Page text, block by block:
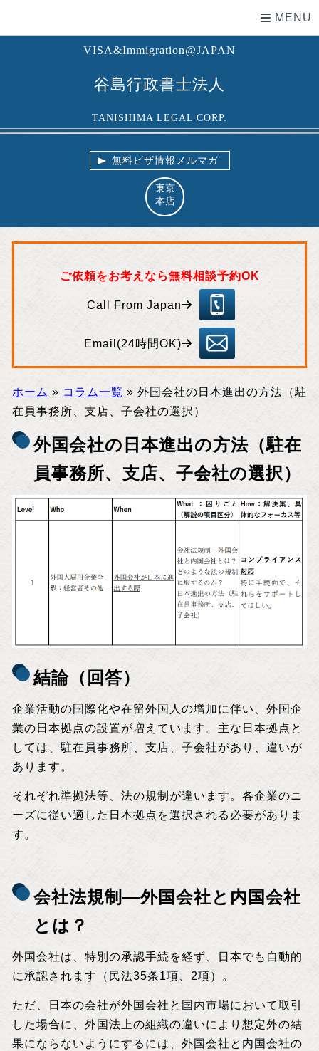
VISA&Immigration@JAPAN
谷島行政書士法人
TANISHIMA LEGAL CORP.
MENU
無料ビザ情報メルマガ
東京
本店
ご依頼をお考えなら無料相談予約OK
Call From Japan
03
-5
57
5-
55
83
Email(24時間OK)
inf
o
@
ta
ni
sh
a.
bi
z
ホーム » コラム一覧 » 外国会社の日本進出の方法（駐
在員事務所、支店、子会社の選択）
外国会社の日本進出の方法（駐在
員事務所、支店、子会社の選択）
結論（回答）
企業活動の国際化や在留外国人の増加に伴い、外国企
業の日本拠点の設置が増えています。主な日本拠点と
しては、駐在員事務所、支店、子会社があり、違いが
あります。
それぞれ準拠法等、法の規制が違います。各企業のニ
ーズに従い適した日本拠点を選択される必要がありま
す。
会社法規制―外国会社と内国会社
とは？
外国会社は、特別の承認手続を経ず、日本でも自動的
に承認されます（民法35条1項、2項）。
ただ、日本の会社が外国会社と国内市場において取引
した場合に、外国法上の組織の違いにより想定外の結
果にならないようにするには、外国会社と内国会社の